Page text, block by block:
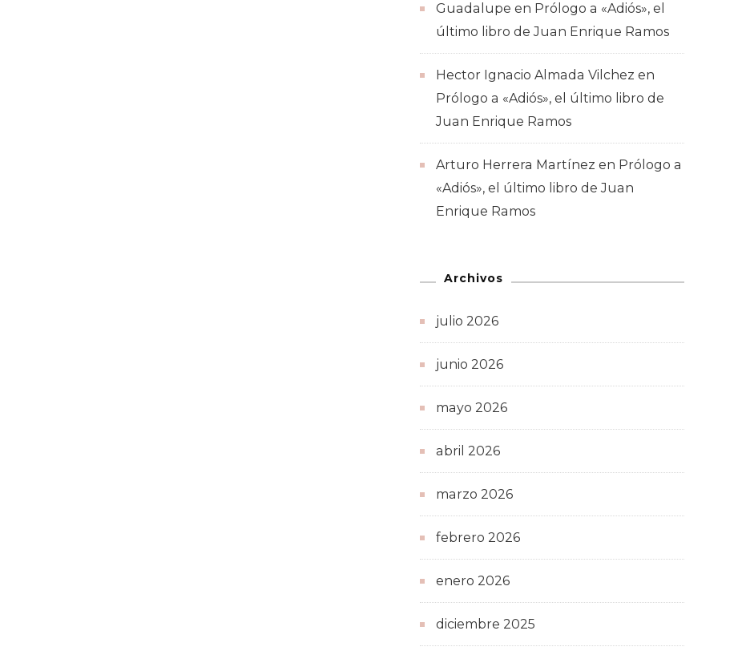
Guadalupe en Prólogo a «Adiós», el
último libro de Juan Enrique Ramos
Hector Ignacio Almada Vilchez en
Prólogo a «Adiós», el último libro de
Juan Enrique Ramos
Arturo Herrera Martínez en Prólogo a
«Adiós», el último libro de Juan
Enrique Ramos
Archivos
julio 2026
junio 2026
mayo 2026
abril 2026
marzo 2026
febrero 2026
enero 2026
diciembre 2025